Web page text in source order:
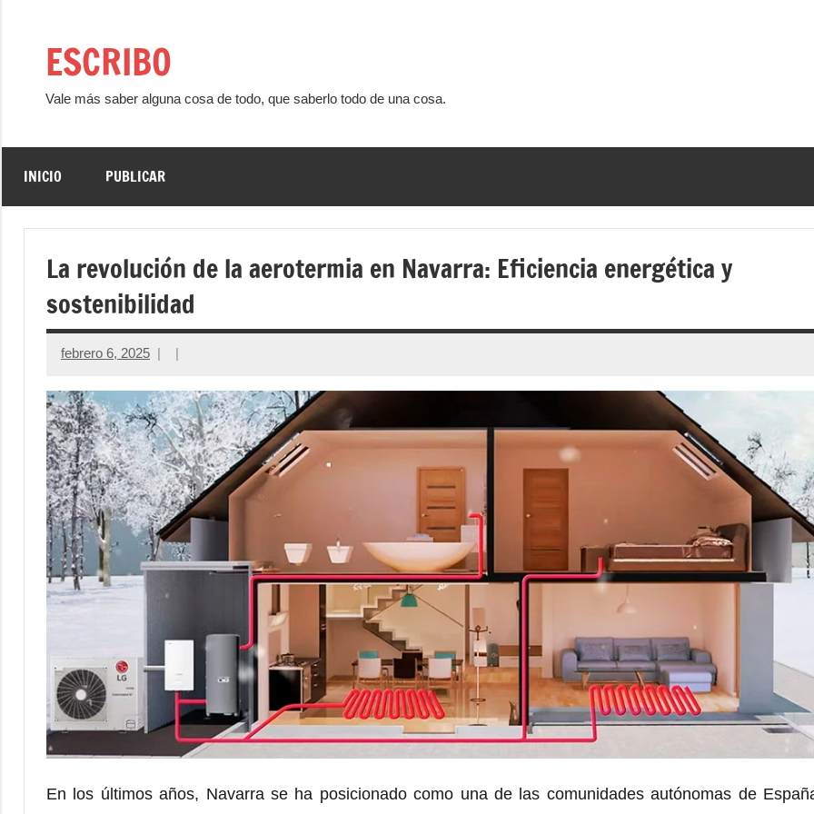
contenidoESCRIBO
Vale más saber alguna cosa de todo, que saberlo todo de una cosa.
INICIO PUBLICAR
La revolución de la aerotermia en Navarra: Eficiencia energética y
sostenibilidad
febrero 6, 2025
En los últimos años, Navarra se ha posicionado como una de las comunidades autónomas de